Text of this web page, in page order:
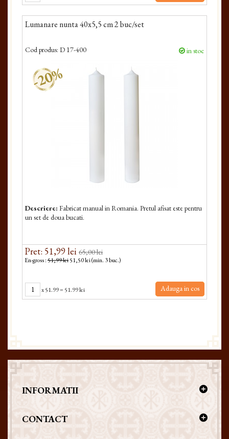
Lumanare nunta 40x5,5 cm 2 buc/set
Cod produs: D 17-400 in stoc
-20%
Descriere: Fabricat manual in Romania. Pretul afisat este pentru
un set de doua bucati.
Pret: 51,99 lei 65,00 lei
En-gross :51,99 lei51,50 lei (min. 3 buc.)
x51.99= 51.99 lei Adauga in cos
INFORMATII
CONTACT